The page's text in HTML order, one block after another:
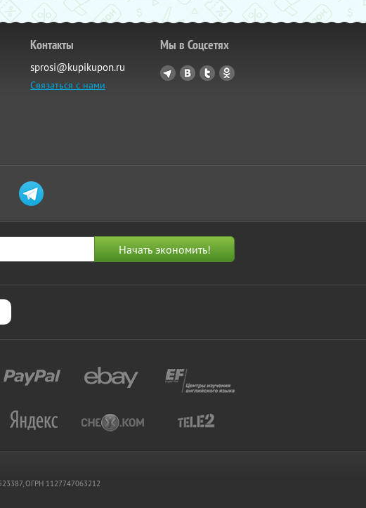
Контакты
sprosi@kupikupon.ru
Связаться с нами
Мы в Соцсетях
ОГРН 1127747063212